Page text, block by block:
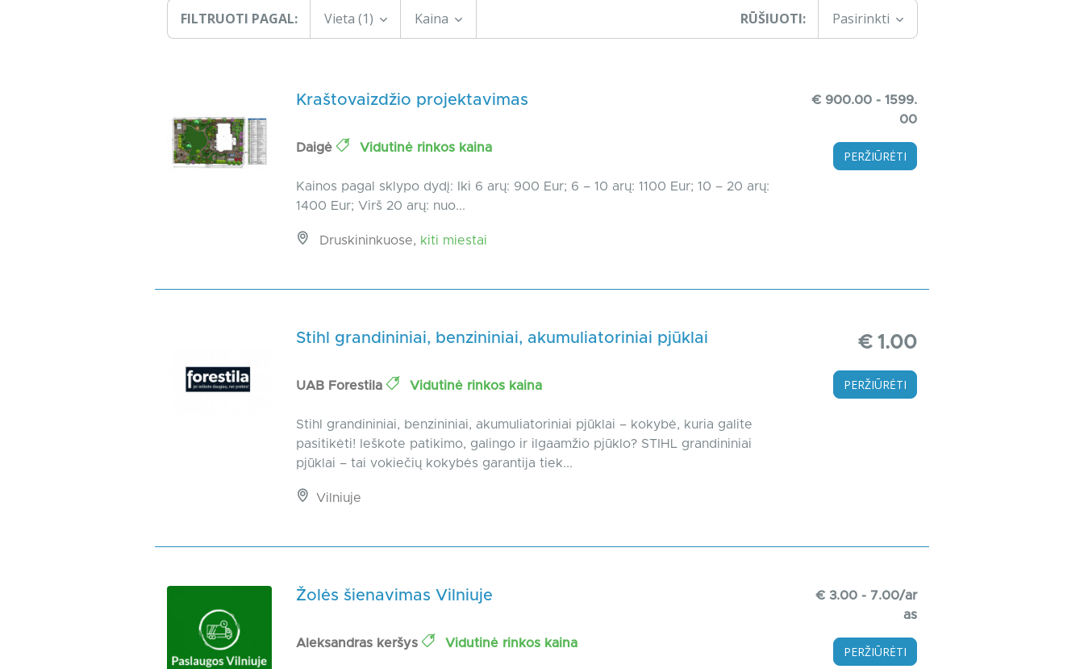
FILTRUOTI PAGAL: Vieta (1) Kaina RŪŠIUOTI: Pasirinkti
Kraštovaizdžio projektavimas
Daigė Vidutinė rinkos kaina
Kainos pagal sklypo dydį: Iki 6 arų: 900 Eur; 6 – 10 arų: 1100 Eur; 10 – 20 arų:
1400 Eur; Virš 20 arų: nuo...
Druskininkuose, kiti miestai
€ 900.00 - 1599.
00
PERŽIŪRĖTI
Stihl grandininiai, benzininiai, akumuliatoriniai pjūklai
UAB Forestila Vidutinė rinkos kaina
Stihl grandininiai, benzininiai, akumuliatoriniai pjūklai – kokybė, kuria galite
pasitikėti! Ieškote patikimo, galingo ir ilgaamžio pjūklo? STIHL grandininiai
pjūklai – tai vokiečių kokybės garantija tiek...
Vilniuje
€ 1.00
PERŽIŪRĖTI
Žolės šienavimas Vilniuje
Aleksandras keršys Vidutinė rinkos kaina
€ 3.00 - 7.00/ar
as
PERŽIŪRĖTI